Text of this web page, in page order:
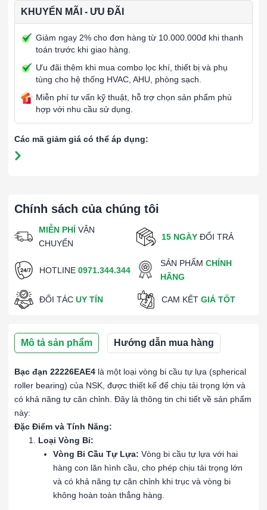
Chính sách của chúng tôi
MIỄN PHÍ VẬN
CHUYỂN
15 NGÀY ĐỔI TRẢ
HOTLINE 0971.344.344
SẢN PHẨMCHÍNH
HÃNG
ĐỐI TÁC UY TÍN CAM KẾT GIÁ TỐT
Mô tả sản phẩm Hướng dẫn mua hàng
Bạc đạn 22226EAE4 là một loại vòng bi cầu tự lựa (spherical
roller bearing) của NSK, được thiết kế để chịu tải trọng lớn và
có khả năng tự căn chỉnh. Đây là thông tin chi tiết về sản phẩm
này:
Đặc Điểm và Tính Năng:
Loại Vòng Bi:
Vòng Bi Cầu Tự Lựa: Vòng bi cầu tự lựa với hai
hàng con lăn hình cầu, cho phép chịu tải trọng lớn
và có khả năng tự căn chỉnh khi trục và vòng bi
không hoàn toàn thẳng hàng.
KHUYẾN MÃI - ƯU ĐÃI
Giảm ngay 2% cho đơn hàng từ 10.000.000đ khi thanh
toán trước khi giao hàng.
Ưu đãi thêm khi mua combo lọc khí, thiết bị và phụ
tùng cho hệ thống HVAC, AHU, phòng sạch.
Miễn phí tư vấn kỹ thuật, hỗ trợ chọn sản phẩm phù
hợp với nhu cầu sử dụng.
Các mã giảm giá có thể áp dụng: